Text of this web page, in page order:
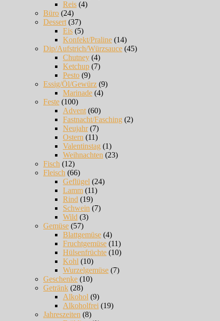
Reis (4)
Büro (24)
Dessert (37)
Eis (5)
Konfekt/Praline (14)
Dip/Aufstrich/Würzsauce (45)
Chutney (4)
Ketchup (7)
Pesto (9)
Essig/Öl/Gewürz (9)
Marinade (4)
Feste (100)
Advent (60)
Fastnacht/Fasching (2)
Neujahr(7)
Ostern (11)
Valentinstag (1)
Weihnachten (23)
Fisch (12)
Fleisch (66)
Geflügel (24)
Lamm (11)
Rind (19)
Schwein (7)
Wild (3)
Gemüse (57)
Blattgemüse (4)
Fruchtgemüse (11)
Hülsenfrüchte (10)
Kohl (10)
Wurzelgemüse (7)
Geschenke (10)
Getränk (28)
Alkohol (9)
Alkoholfrei (19)
Jahreszeiten (8)